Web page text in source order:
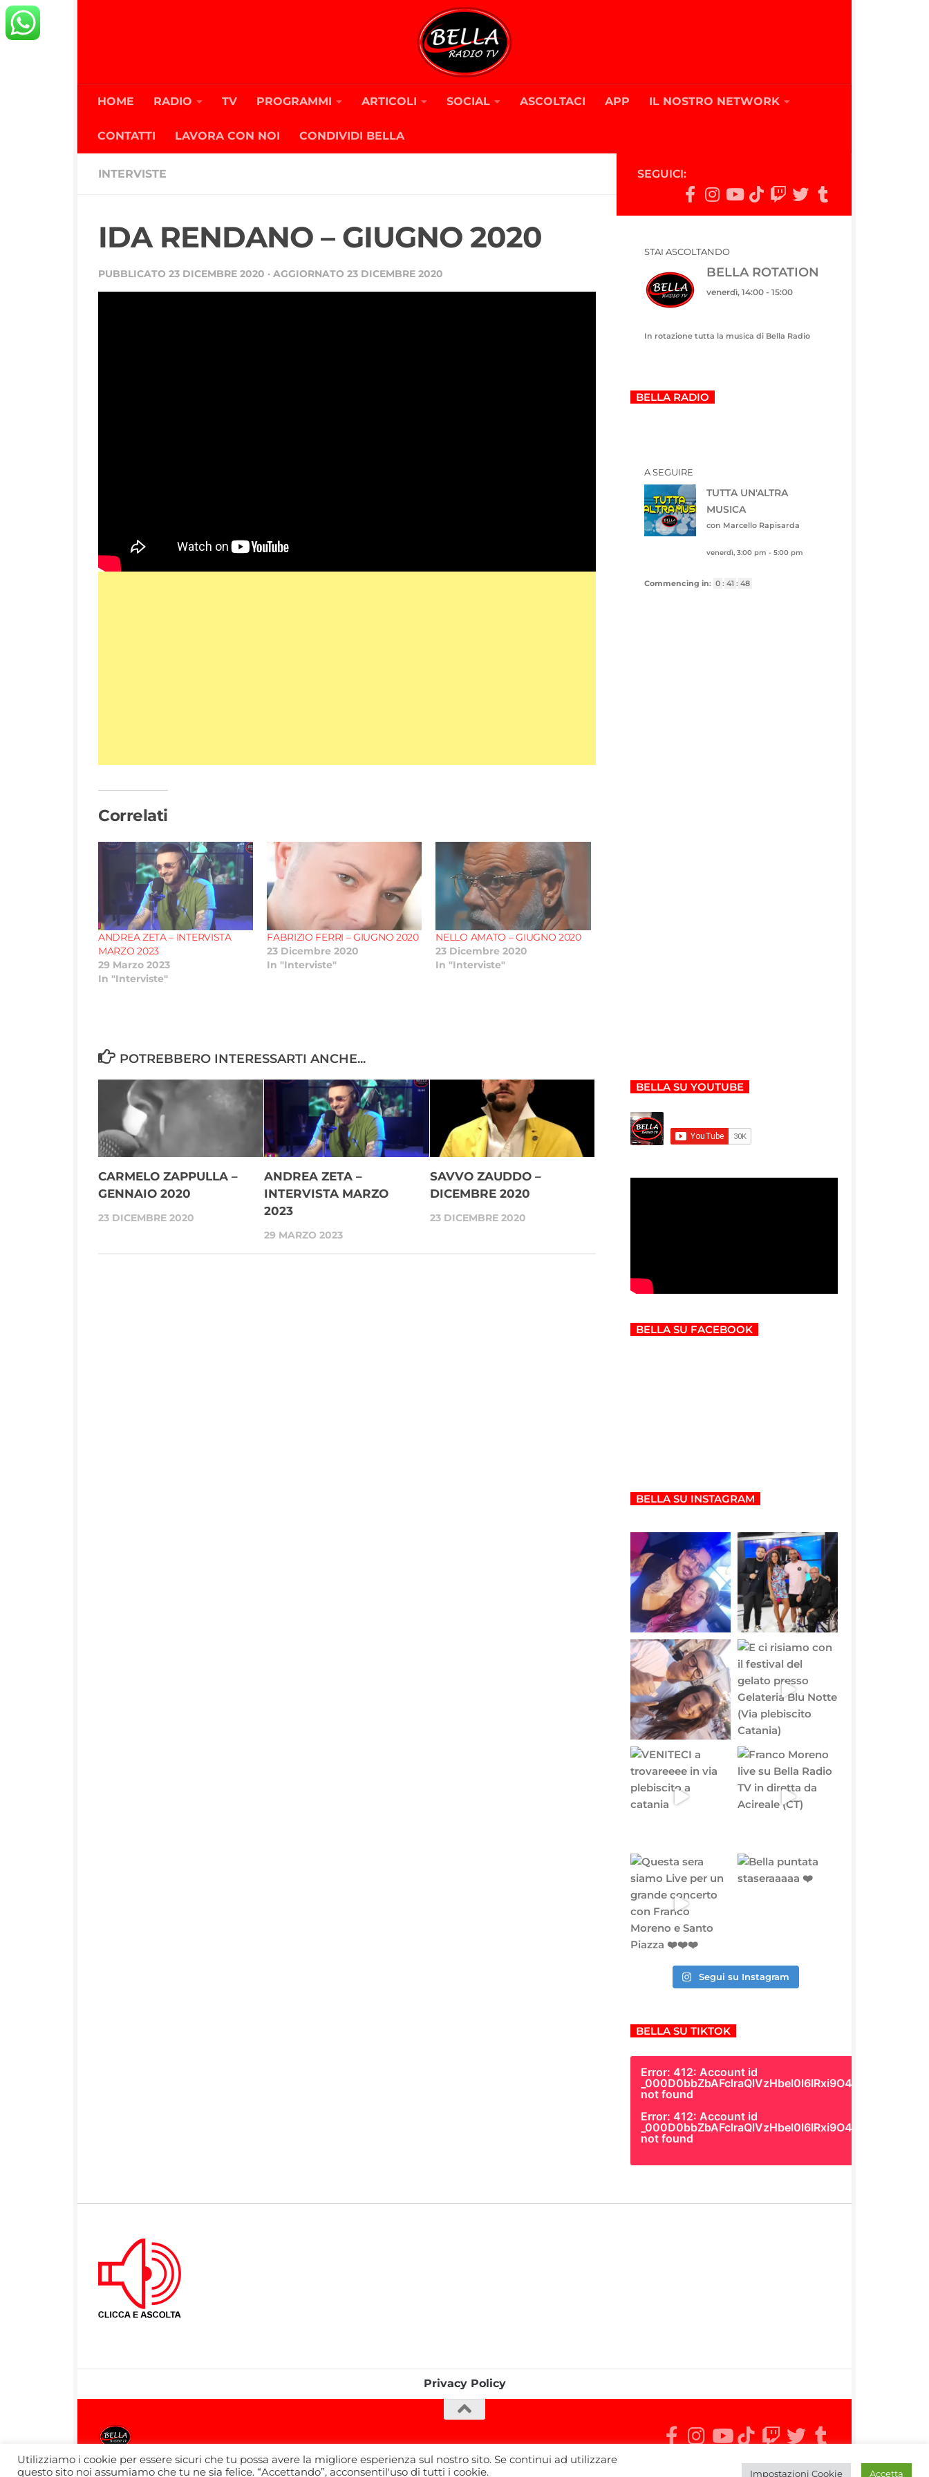
HOME RADIO TV PROGRAMMI ARTICOLI SOCIAL ASCOLTACI APP IL NOSTRO NETWORK
CONTATTI LAVORA CON NOI CONDIVIDI BELLA
INTERVISTE
IDA RENDANO – GIUGNO 2020
PUBBLICATO 23 DICEMBRE 2020 · AGGIORNATO 23 DICEMBRE 2020
Correlati
ANDREA ZETA – INTERVISTA
MARZO 2023
29 Marzo 2023
In "Interviste"
FABRIZIO FERRI – GIUGNO 2020
23 Dicembre 2020
In "Interviste"
NELLO AMATO – GIUGNO 2020
23 Dicembre 2020
In "Interviste"
POTREBBERO INTERESSARTI ANCHE...
CARMELO ZAPPULLA –
GENNAIO 2020
23 DICEMBRE 2020
ANDREA ZETA –
INTERVISTA MARZO
2023
29 MARZO 2023
SAVVO ZAUDDO –
DICEMBRE 2020
23 DICEMBRE 2020
SEGUICI:
STAI ASCOLTANDO
BELLA ROTATION
venerdì, 14:00 - 15:00
In rotazione tutta la musica di Bella Radio
BELLA RADIO
A SEGUIRE
TUTTA UN'ALTRA
MUSICA
con Marcello Rapisarda
venerdì, 3:00 pm - 5:00 pm
Commencing in: 0 : 41 : 47
BELLA SU YOUTUBE
BELLA SU FACEBOOK
BELLA SU INSTAGRAM
Segui su Instagram
BELLA SU TIKTOK
Error: 412: Account id
_000D0bbZbAFclraQlVzHbel0l6IRxi9O4Gk
not found
Error: 412: Account id
_000D0bbZbAFclraQlVzHbel0l6IRxi9O4Gk
not found
Privacy Policy
Utilizziamo i cookie per essere sicuri che tu possa avere la migliore esperienza sul nostro sito. Se continui ad utilizzare
questo sito noi assumiamo che tu ne sia felice. “Accettando”, acconsentil'uso di tutti i cookie.
Impostazioni Cookie Accetta